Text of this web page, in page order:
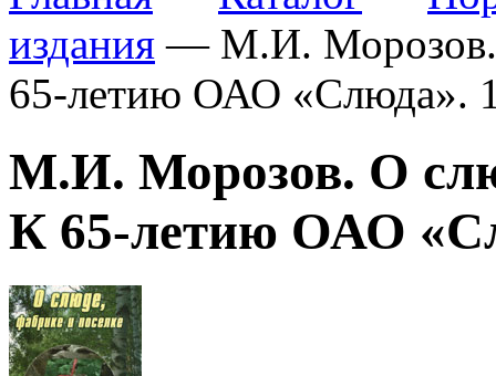
издания — М.И. Морозов.
65-летию ОАО «Слюда».
М.И. Морозов. О
К 65-летию ОАО